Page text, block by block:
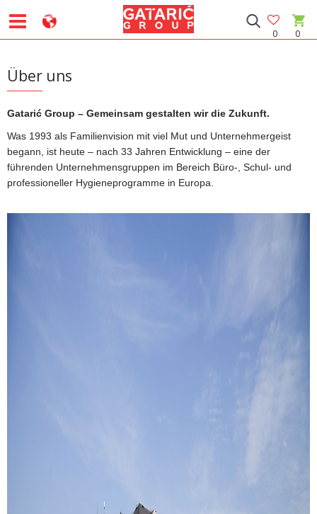
0
0
Über uns
Gatarić Group – Gemeinsam gestalten wir die Zukunft.
Was 1993 als Familienvision mit viel Mut und Unternehmergeist
begann, ist heute – nach 33 Jahren Entwicklung – eine der
führenden Unternehmensgruppen im Bereich Büro-, Schul- und
professioneller Hygieneprogramme in Europa.